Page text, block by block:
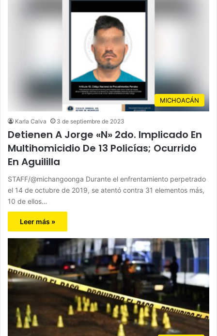
MICHOACÁN
Karla Calva 3 de septiembre de 2023
Detienen A Jorge «N» 2do. Implicado En
Multihomicidio De 13 Policías; Ocurrido
En Aguililla
STAFF/@michangoonga Durante el enfrentamiento perpetrado
el 14 de octubre de 2019, se atentó contra 31 elementos más,
10 de ellos…
Leer más »